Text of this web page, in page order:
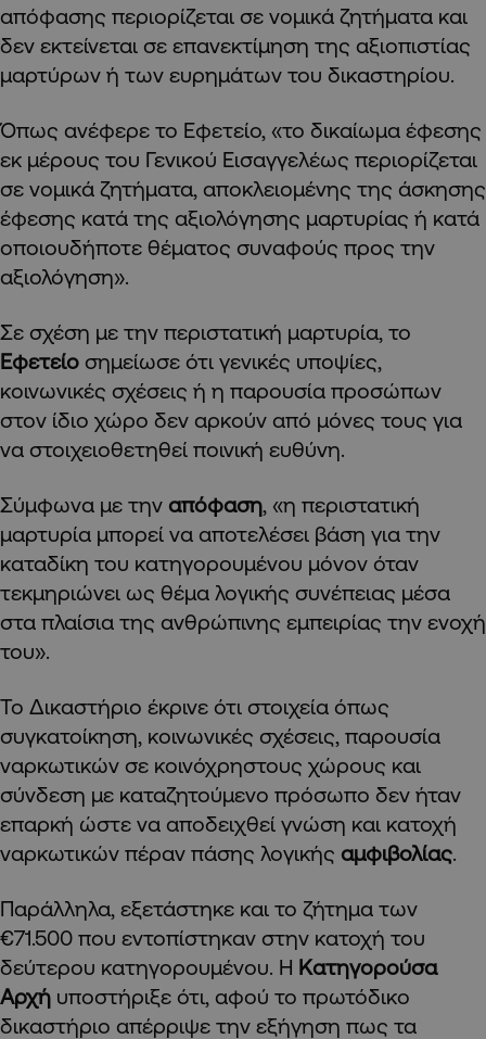
απόφασης περιορίζεται σε νομικά ζητήματα και
δεν εκτείνεται σε επανεκτίμηση της αξιοπιστίας
μαρτύρων ή των ευρημάτων του δικαστηρίου.
Όπως ανέφερε το Εφετείο, «το δικαίωμα έφεσης
εκ μέρους του Γενικού Εισαγγελέως περιορίζεται
σε νομικά ζητήματα, αποκλειομένης της άσκησης
έφεσης κατά της αξιολόγησης μαρτυρίας ή κατά
οποιουδήποτε θέματος συναφούς προς την
αξιολόγηση».
Σε σχέση με την περιστατική μαρτυρία, το
Εφετείο σημείωσε ότι γενικές υποψίες,
κοινωνικές σχέσεις ή η παρουσία προσώπων
στον ίδιο χώρο δεν αρκούν από μόνες τους για
να στοιχειοθετηθεί ποινική ευθύνη.
Σύμφωνα με την απόφαση, «η περιστατική
μαρτυρία μπορεί να αποτελέσει βάση για την
καταδίκη του κατηγορουμένου μόνον όταν
τεκμηριώνει ως θέμα λογικής συνέπειας μέσα
στα πλαίσια της ανθρώπινης εμπειρίας την ενοχή
του».
Το Δικαστήριο έκρινε ότι στοιχεία όπως
συγκατοίκηση, κοινωνικές σχέσεις, παρουσία
ναρκωτικών σε κοινόχρηστους χώρους και
σύνδεση με καταζητούμενο πρόσωπο δεν ήταν
επαρκή ώστε να αποδειχθεί γνώση και κατοχή
ναρκωτικών πέραν πάσης λογικής αμφιβολίας.
Παράλληλα, εξετάστηκε και το ζήτημα των
€71.500 που εντοπίστηκαν στην κατοχή του
δεύτερου κατηγορουμένου. Η Κατηγορούσα
Αρχή υποστήριξε ότι, αφού το πρωτόδικο
δικαστήριο απέρριψε την εξήγηση πως τα